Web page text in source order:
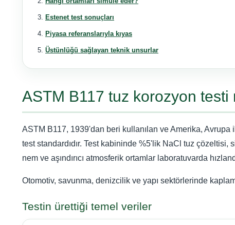
Estenet test sonuçları
Piyasa referanslarıyla kıyas
Üstünlüğü sağlayan teknik unsurlar
ASTM B117 tuz korozyon testi
ASTM B117, 1939'dan beri kullanılan ve Amerika,
test standardıdır. Test kabininde %5'lik NaCl tuz
nem ve aşındırıcı atmosferik ortamlar laboratuvarda
Otomotiv, savunma, denizcilik ve yapı sektörlerinde
Testin ürettiği temel veriler